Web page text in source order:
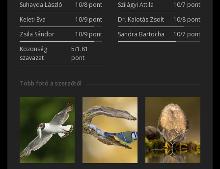
Suhayda László 10/8 pont Szilágyi Attila
10/7 pont
Keleti Éva
10/9 pont Dr. Kalotás Zsolt
10/8 pont
Zsila Sándor
10/9 pont Sandra Bartocha
10/7 pont
Közönség
szavazat
5/1.81
pont
Több fotó a szerzőtől